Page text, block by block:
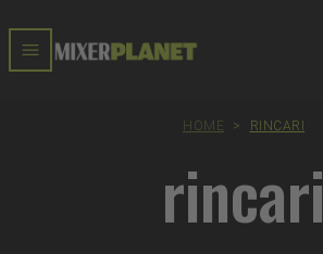
HOME > RINCARI
rincari